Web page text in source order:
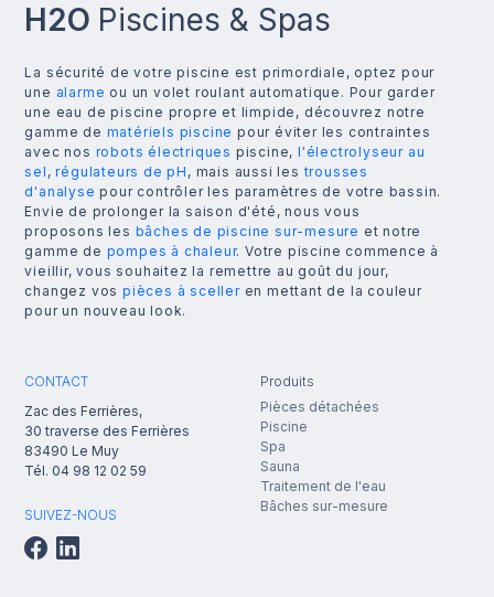
H2O Piscines & Spas
La sécurité de votre piscine est primordiale, optez pour
une alarme ou un volet roulant automatique. Pour garder
une eau de piscine propre et limpide, découvrez notre
gamme de matériels piscine pour éviter les contraintes
avec nos robots électriques piscine, l'électrolyseur au
sel ,régulateurs de pH , mais aussi lestrousses
d'analyse pour contrôler les paramètres de votre bassin.
Envie de prolonger la saison d'été, nous vous
proposons les bâches de piscine sur-mesure et notre
gamme de pompes à chaleur. Votre piscine commence à
vieillir, vous souhaitez la remettre au goût du jour,
changez vos pièces à scelleren mettant de la couleur
pour un nouveau look.
CONTACT
Zac des Ferrières,
30 traverse des Ferrières
83490 Le Muy
Tél. 04 98 12 02 59
SUIVEZ-NOUS
Produits
Pièces détachées
Piscine
Spa
Sauna
Traitement de l'eau
Bâches sur-mesure